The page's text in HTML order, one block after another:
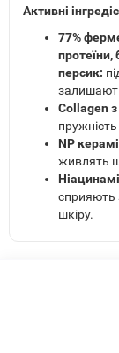
Активні
77%
протеїни,
персик:
Collagen з
NP
живлять
сприяють
шкіру.